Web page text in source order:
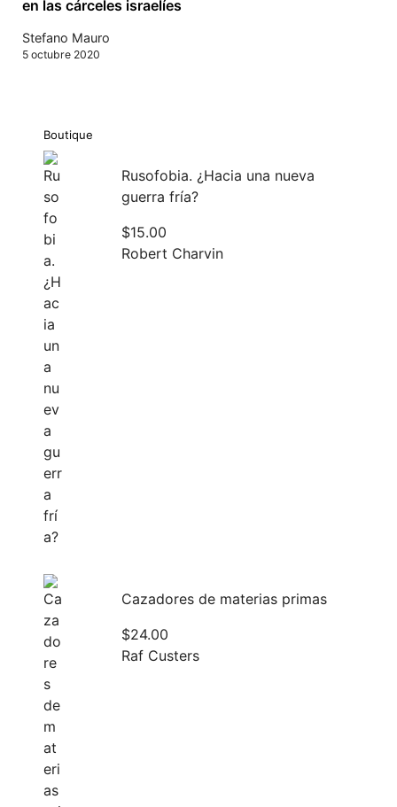
en las cárceles israelíes
Stefano Mauro
5 octubre 2020
Boutique
Rusofobia. ¿Hacia una nueva
guerra fría?
$15.00
Robert Charvin
Cazadores de materias primas
$24.00
Raf Custers